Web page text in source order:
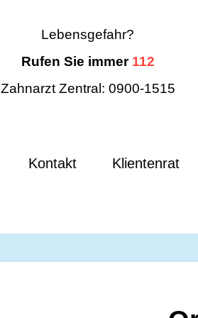
Lebensgefahr?
Rufen Sie immer 112
Zahnarzt Zentral: 0900-1515
Kontakt Klientenrat